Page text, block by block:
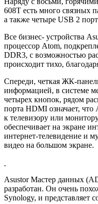
608T есть много связных
а также четыре USB 2
Все бизнес- устройства
процессор Atom,
DDR3, с возможностью
происходит тихо,
Спереди, четкая ЖК-
информацией, в системе
четырех кнопок, рядом
порта HDMI означает,
к телевизору или
обеспечивает на экране
интернет-телевидение и
видео на большом экране.
Asustor Мастер данных
разработан. Он очень
Synology, и представляет